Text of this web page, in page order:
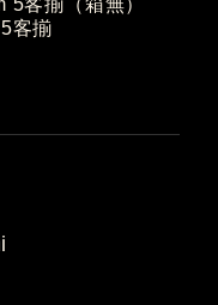
客揃（箱無）
客揃